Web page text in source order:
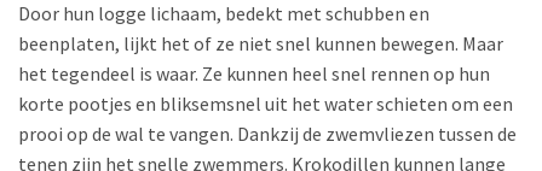
Door hun logge lichaam, bedekt met schubben en
beenplaten, lijkt het of ze niet snel kunnen bewegen. Maar
het tegendeel is waar. Ze kunnen heel snel rennen op hun
korte pootjes en bliksemsnel uit het water schieten om een
prooi op de wal te vangen. Dankzij de zwemvliezen tussen de
tenen zijn het snelle zwemmers. Krokodillen kunnen lange